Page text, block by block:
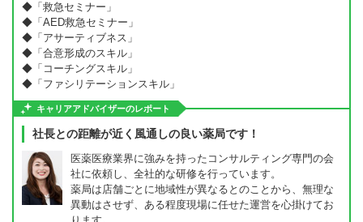
◆「救急セミナー」
◆「AED救急セミナー」
◆「アサーティブネス」
◆「合意形成のスキル」
◆「コーチングスキル」
◆「ファシリテーションスキル」
キャリアアドバイザーのレポート
社長との距離が近く風通しの良い薬局です！
医薬医療業界に強みを持ったコンサルティング専門の会
社に依頼し、全社的な研修を行っています。
薬局は店舗ごとに地域性が異なるとのことから、無理な
異動はさせず、ある程度現場に任せた運営を心掛けてお